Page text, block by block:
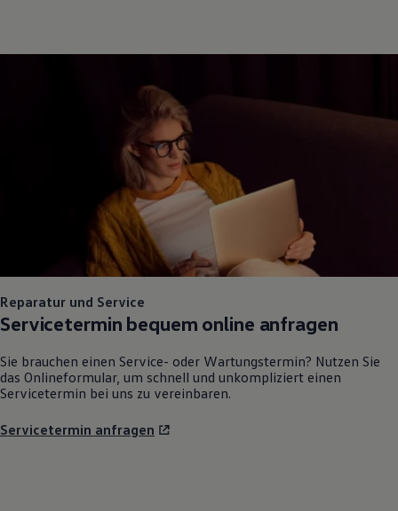
Reparatur und Service
Servicetermin bequem online anfragen
Sie brauchen einen Service- oder Wartungstermin? Nutzen Sie
das Onlineformular, um schnell und unkompliziert einen
Servicetermin bei uns zu vereinbaren.
Servicetermin anfragen